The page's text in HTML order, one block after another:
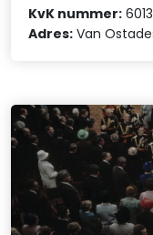
KvK nummer:
Adres: Van